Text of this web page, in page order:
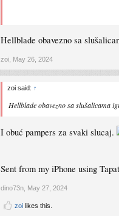
Hellblade obavezno sa
zoi May 26, 2024
zoi said: ↑
Hellblade obavezno sa slušalicama
I obuć pampers za svaki slucaj.
Sent from my iPhone using
dino73n May 27, 2024
zoi likes this.